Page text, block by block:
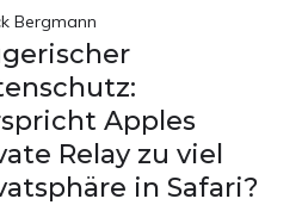
Bergmann
Apples
Relay zu viel
in Safari?